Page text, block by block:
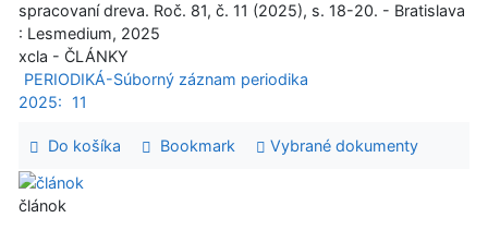
spracovaní dreva. Roč. 81, č. 11 (2025), s. 18-20. - Bratislava
: Lesmedium, 2025
xcla - ČLÁNKY
PERIODIKÁ-Súborný záznam periodika
2025:
11
Do košíka Bookmark Vybrané dokumenty
článok